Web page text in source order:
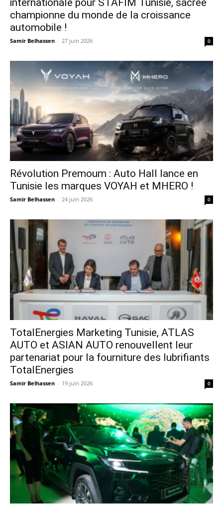
championne du monde de la croissance
automobile !
Samir Belhassen - 27 juin 2026 0
Révolution Premoum : Auto Hall lance en
Tunisie les marques VOYAH et MHERO !
Samir Belhassen - 24 juin 2026 0
TotalEnergies Marketing Tunisie, ATLAS
AUTO et ASIAN AUTO renouvellent leur
partenariat pour la fourniture des lubrifiants
TotalEnergies
Samir Belhassen - 19 juin 2026 0